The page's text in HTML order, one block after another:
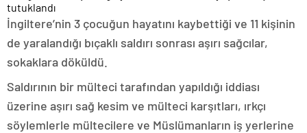
İngiltere’nin 3 çocuğun hayatını kaybettiği ve 11 kişinin
de yaralandığı bıçaklı saldırı sonrası aşırı sağcılar,
sokaklara döküldü.
Saldırının bir mülteci tarafından yapıldığı iddiası
üzerine aşırı sağ kesim ve mülteci karşıtları, ırkçı
söylemlerle mültecilere ve Müslümanların iş yerlerine